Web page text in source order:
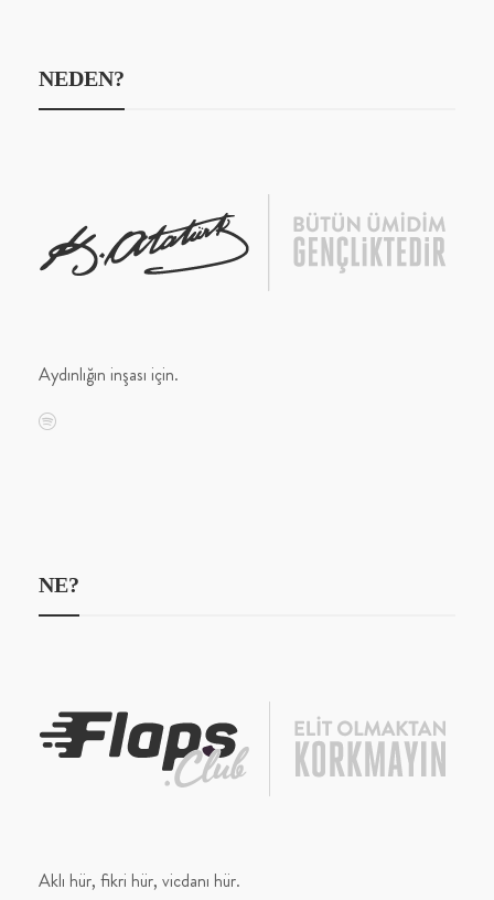
NEDEN?
Aydınlığın inşası için.
NE?
Aklı hür, fikri hür, vicdanı hür.